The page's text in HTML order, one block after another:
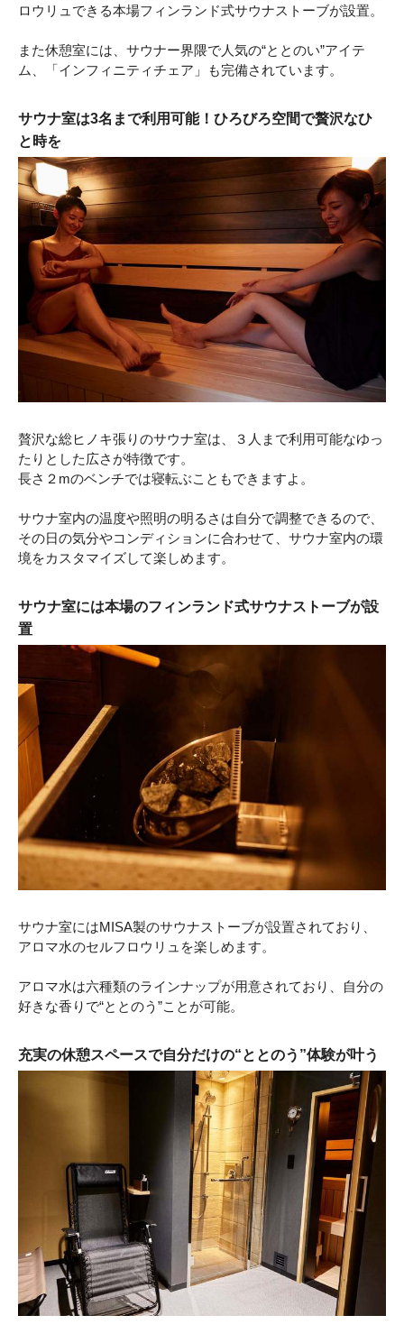
ロウリュできる本場フィンランド式サウナストーブが設置。
また休憩室には、サウナー界隈で人気の“ととのい”アイテ
ム、「インフィニティチェア」も完備されています。
サウナ室は3名まで利用可能！ひろびろ空間で贅沢なひ
と時を
贅沢な総ヒノキ張りのサウナ室は、３人まで利用可能なゆっ
たりとした広さが特徴です。
長さ２mのベンチでは寝転ぶこともできますよ。
サウナ室内の温度や照明の明るさは自分で調整できるので、
その日の気分やコンディションに合わせて、サウナ室内の環
境をカスタマイズして楽しめます。
サウナ室には本場のフィンランド式サウナストーブが設
置
サウナ室にはMISA製のサウナストーブが設置されており、
アロマ水のセルフロウリュを楽しめます。
アロマ水は六種類のラインナップが用意されており、自分の
好きな香りで“ととのう”ことが可能。
充実の休憩スペースで自分だけの“ととのう”体験が叶う